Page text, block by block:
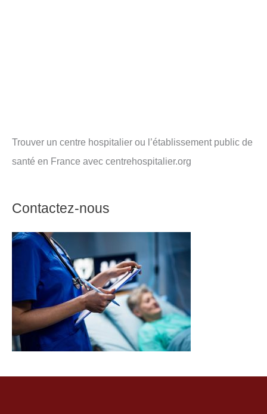
Trouver un centre hospitalier ou l’établissement public de
santé en France avec centrehospitalier.org
Contactez-nous